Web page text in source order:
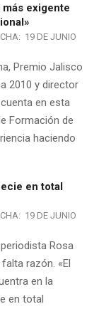
exigente
19 DE JUNIO
Premio Jalisco
2010 y director
en esta
Formación de
haciendo
en total
19 DE JUNIO
Rosa
razón. «El
en la
en total